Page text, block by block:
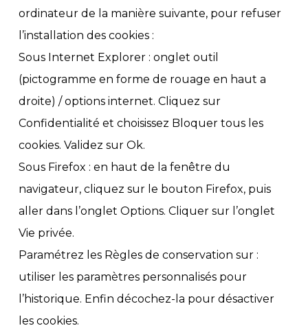
ordinateur de la manière suivante, pour refuser
l’installation des cookies :
Sous Internet Explorer : onglet outil
(pictogramme en forme de rouage en haut a
droite) / options internet. Cliquez sur
Confidentialité et choisissez Bloquer tous les
cookies. Validez sur Ok.
Sous Firefox : en haut de la fenêtre du
navigateur, cliquez sur le bouton Firefox, puis
aller dans l’onglet Options. Cliquer sur l’onglet
Vie privée.
Paramétrez les Règles de conservation sur :
utiliser les paramètres personnalisés pour
l’historique. Enfin décochez-la pour désactiver
les cookies.